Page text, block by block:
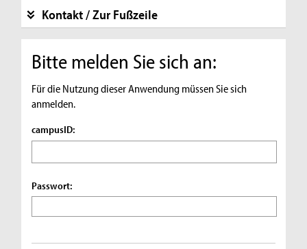
Kontakt / Zur Fußzeile
Bitte melden Sie sich an:
Für die Nutzung dieser Anwendung müssen Sie sich
anmelden.
campusID:
Passwort: